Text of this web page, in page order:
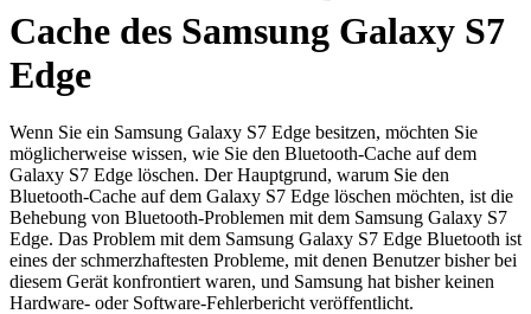
Cache des Samsung Galaxy S7
Edge
Wenn Sie ein Samsung Galaxy S7 Edge besitzen, möchten Sie
möglicherweise wissen, wie Sie den Bluetooth-Cache auf dem
Galaxy S7 Edge löschen. Der Hauptgrund, warum Sie den
Bluetooth-Cache auf dem Galaxy S7 Edge löschen möchten, ist die
Behebung von Bluetooth-Problemen mit dem Samsung Galaxy S7
Edge. Das Problem mit dem Samsung Galaxy S7 Edge Bluetooth ist
eines der schmerzhaftesten Probleme, mit denen Benutzer bisher bei
diesem Gerät konfrontiert waren, und Samsung hat bisher keinen
Hardware- oder Software-Fehlerbericht veröffentlicht.